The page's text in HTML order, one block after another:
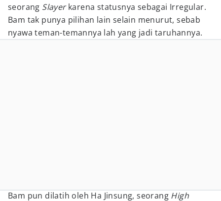
seorang Slayerkarena statusnya sebagai Irregular.
Bam tak punya pilihan lain selain menurut, sebab
nyawa teman-temannya lah yang jadi taruhannya.
Bam pun dilatih oleh Ha Jinsung, seorang High